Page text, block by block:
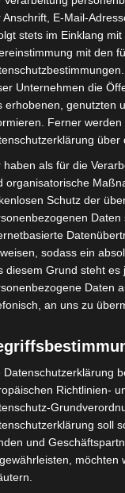
Emils 23.
Weg in
Anschrift, E-Mail-
stets im Einklang
mit den
Unternehmen die
erhobenen, genutzten
Ferner
über
haben als für die
organisatorische
Schutz der
sodass ein
diesem Grund steht es
Daten
an uns zu
Datenschutzerklärung
Richtlinien-
soll
und
möchten